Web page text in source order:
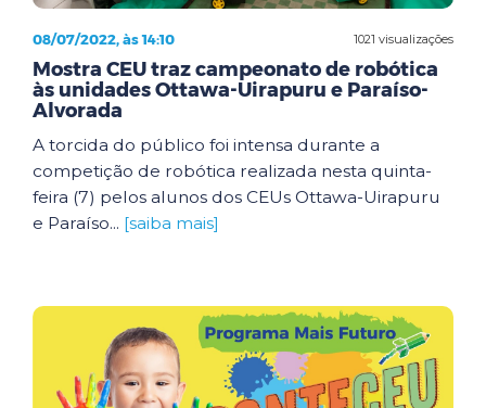
1021 visualizações
08/07/2022, às 14:10
Mostra CEU traz campeonato de robótica
às unidades Ottawa-Uirapuru e Paraíso-
Alvorada
A torcida do público foi intensa durante a
competição de robótica realizada nesta quinta-
feira (7) pelos alunos dos CEUs Ottawa-Uirapuru
e Paraíso... [saiba mais]